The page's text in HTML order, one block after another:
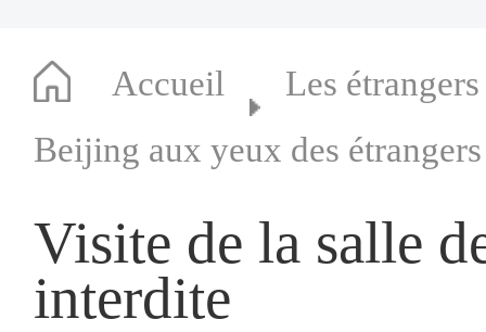
Accueil
Les
Beijing aux yeux des étrangers
Visite de la salle
interdite